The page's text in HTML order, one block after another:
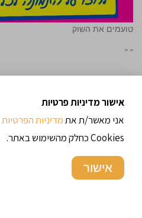
טועמים את השוק
"
"
אישור מדיניות פרטיות
אני מאשר/ת אתמדיניות הפרטיות
Cookies כחלק מהשימוש באתר.
אישור